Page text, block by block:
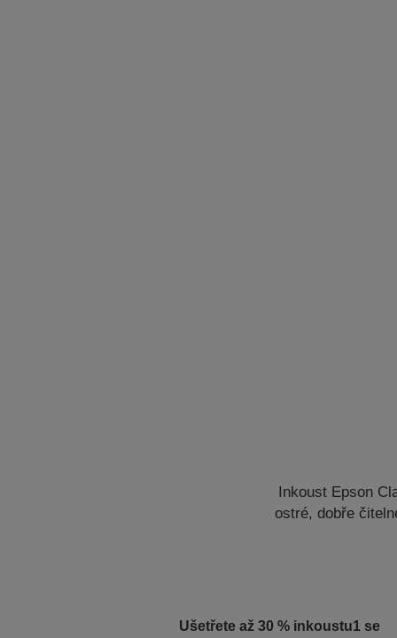
Inkoust Epson
ostré, dobře
Ušetřete až 30 % inkoustu1 se